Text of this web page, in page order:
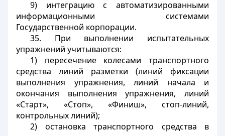
9) интеграцию с автоматизированными
информационными системами
Государственной корпорации.
35. При выполнении испытательных
упражнений учитываются:
1) пересечение колесами транспортного
средства линий разметки (линий фиксации
выполнения упражнения, линий начала и
окончания выполнения упражнения, линий
«Старт», «Стоп», «Финиш», стоп-линий,
контрольных линий);
2) остановка транспортного средства в